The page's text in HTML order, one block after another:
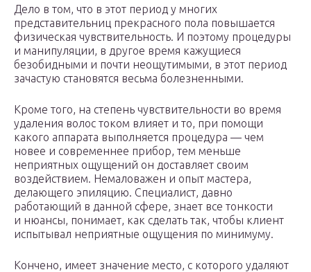
Дело в том, что в этот период у многих
представительниц прекрасного пола повышается
физическая чувствительность. И поэтому процедуры
и манипуляции, в другое время кажущиеся
безобидными и почти неощутимыми, в этот период
зачастую становятся весьма болезненными.
Кроме того, на степень чувствительности во время
удаления волос током влияет и то, при помощи
какого аппарата выполняется процедура — чем
новее и современнее прибор, тем меньше
неприятных ощущений он доставляет своим
воздействием. Немаловажен и опыт мастера,
делающего эпиляцию. Специалист, давно
работающий в данной сфере, знает все тонкости
и нюансы, понимает, как сделать так, чтобы клиент
испытывал неприятные ощущения по минимуму.
Кончено, имеет значение место, с которого удаляют